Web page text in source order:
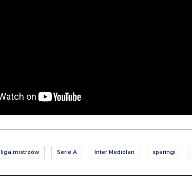
liga mistrzów Serie A Inter Mediolan sparingi